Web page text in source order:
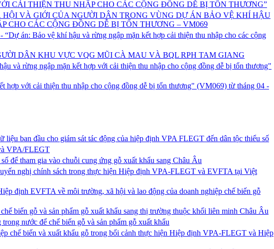
CẢI THIỆN THU NHẬP CHO CÁC CỘNG ĐỒNG DỄ BỊ TỔN THƯƠNG”
VÀ GIỚI CỦA NGƯỜI DÂN TRONG VÙNG DỰ ÁN BẢO VỆ KHÍ HẬU
CHO CÁC CỘNG ĐỒNG DỄ BỊ TỔN THƯƠNG – VM069
án: Bảo vệ khí hậu và rừng ngập mặn kết hợp cải thiện thu nhập cho các cộng
DÂN KHU VỰC VQG MŨI CÀ MAU VÀ BQL RPH TAM GIANG
và rừng ngập mặn kết hợp với cải thiện thu nhập cho cộng đồng dễ bị tổn thương"
hợp với cải thiện thu nhập cho cộng đồng dễ bị tổn thương" (VM069) từ tháng 04 -
ban đầu cho giám sát tác động của hiệp định VPA FLEGT đến dân tộc thiểu số
VPA/FLEGT
để tham gia vào chuỗi cung ứng gỗ xuất khẩu sang Châu Âu
nghị chính sách trong thực hiện Hiệp định VPA-FLEGT và EVFTA tại Việt
định EVFTA về môi trường, xã hội và lao động của doanh nghiệp chế biến gỗ
biến gỗ và sản phẩm gỗ xuất khẩu sang thị trường thuộc khối liên minh Châu Âu
nước để chế biến gỗ và sản phẩm gỗ xuất khẩu
chế biến và xuất khẩu gỗ trong bối cảnh thực hiện Hiệp định VPA-FLEGT và Hiệp